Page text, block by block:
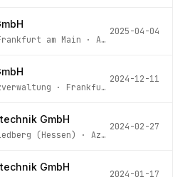
am Main · Az.
2025-04-04
· Frankfurt am Main
2024-12-11
GmbH
(Hessen) · Az.
2024-02-27
GmbH
2024-01-17